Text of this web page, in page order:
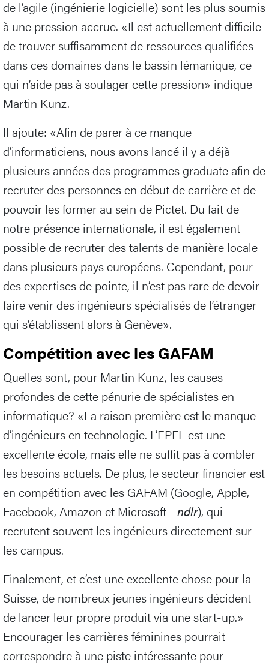
de l’agile (ingénierie logicielle) sont les plus soumis
à une pression accrue. «Il est actuellement difficile
de trouver suffisamment de ressources qualifiées
dans ces domaines dans le bassin lémanique, ce
qui n’aide pas à soulager cette pression» indique
Martin Kunz.
Il ajoute: «Afin de parer à ce manque
d’informaticiens, nous avons lancé il y a déjà
plusieurs années des programmes graduate afin de
recruter des personnes en début de carrière et de
pouvoir les former au sein de Pictet. Du fait de
notre présence internationale, il est également
possible de recruter des talents de manière locale
dans plusieurs pays européens. Cependant, pour
des expertises de pointe, il n’est pas rare de devoir
faire venir des ingénieurs spécialisés de l’étranger
qui s’établissent alors à Genève».
Compétition avec les GAFAM
Quelles sont, pour Martin Kunz, les causes
profondes de cette pénurie de spécialistes en
informatique? «La raison première est le manque
d’ingénieurs en technologie. L’EPFL est une
excellente école, mais elle ne suffit pas à combler
les besoins actuels. De plus, le secteur financier est
en compétition avec les GAFAM (Google, Apple,
Facebook, Amazon et Microsoft - ndlr), qui
recrutent souvent les ingénieurs directement sur
les campus.
Finalement, et c’est une excellente chose pour la
Suisse, de nombreux jeunes ingénieurs décident
de lancer leur propre produit via une start-up.»
Encourager les carrières féminines pourrait
correspondre à une piste intéressante pour